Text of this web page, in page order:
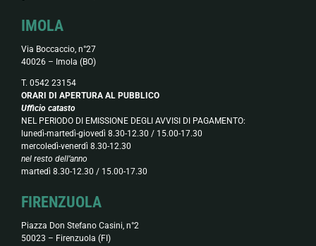
IMOLA
Via Boccaccio, n°27
40026 – Imola (BO)
T. 0542 23154
ORARI DI APERTURA AL PUBBLICO
Ufficio catasto
NEL PERIODO DI EMISSIONE DEGLI AVVISI DI PAGAMENTO:
lunedì-martedì-giovedì 8.30-12.30 / 15.00-17.30
mercoledì-venerdì 8.30-12.30
nel resto dell’anno
martedì 8.30-12.30 / 15.00-17.30
FIRENZUOLA
Piazza Don Stefano Casini, n°2
50023 – Firenzuola (FI)